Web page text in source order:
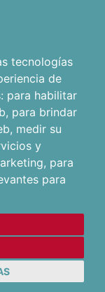
tecnologías
de
para habilitar
, para brindar
, medir su
y
, para
para